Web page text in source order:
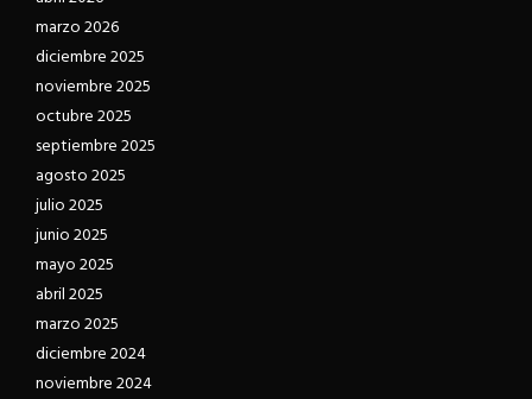
marzo 2026
diciembre 2025
noviembre 2025
octubre 2025
septiembre 2025
agosto 2025
julio 2025
junio 2025
mayo 2025
abril 2025
marzo 2025
diciembre 2024
noviembre 2024